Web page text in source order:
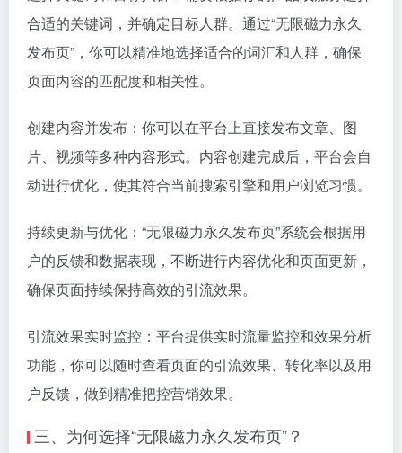
合适的关键词，并确定目标人群。通过“无限磁力永久
发布页”，你可以精准地选择适合的词汇和人群，确保
页面内容的匹配度和相关性。
创建内容并发布：你可以在平台上直接发布文章、图
片、视频等多种内容形式。内容创建完成后，平台会自
动进行优化，使其符合当前搜索引擎和用户浏览习惯。
持续更新与优化：“无限磁力永久发布页”系统会根据用
户的反馈和数据表现，不断进行内容优化和页面更新，
确保页面持续保持高效的引流效果。
引流效果实时监控：平台提供实时流量监控和效果分析
功能，你可以随时查看页面的引流效果、转化率以及用
户反馈，做到精准把控营销效果。
三、为何选择“无限磁力永久发布页”？